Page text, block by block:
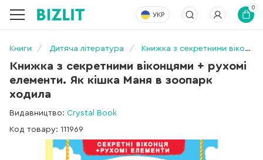
УКР
0
Книги Дитяча література Книжка з секретними віконцями + рухомі елементи. Як кішка Маня в зоопарк ходила
Книжка з секретними віконцями + рухомі
елементи. Як кішка Маня в зоопарк
ходила
Видавництво: Crystal Book
Код товару: 111969